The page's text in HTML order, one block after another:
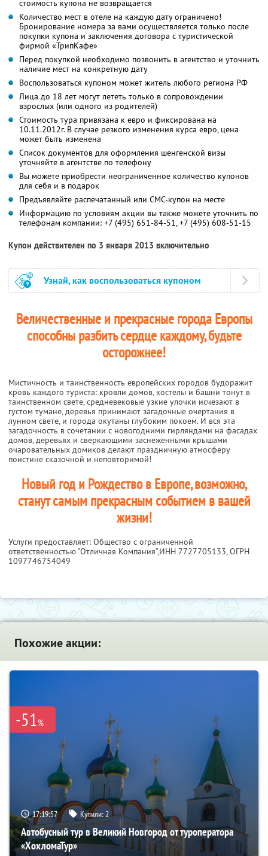
стоимость купона не возвращается
Количество мест в отеле на каждую дату ограничено!
Бронирование номера за вами осуществляется только после
покупки купона и заключения договора с туристической
фирмой «ТрипКафе»
Перед покупкой необходимо позвонить в агентство и уточнить
наличие мест на конкретную дату
Воспользоваться купоном может житель любого региона РФ
Лица до 18 лет могут лететь только в сопровождении
взрослых (или одного из родителей)
Стоимость тура привязана к евро и фиксирована на
10.11.2012г. В случае резкого изменения курса евро, цена
может быть изменена
Список документов для оформления шенгенской визы
уточняйте в агентстве по телефону
Вы можете приобрести неограниченное количество купонов
для себя и в подарок
Предъявляйте распечатанный или СМС-купон на месте
Информацию по условиям акции вы также можете уточнить по
телефонам компании: +7 (495) 651-84-51, +7 (495) 608-51-15
Купон действителен по 3 января 2013 включительно
Узнай, как воспользоваться купоном
Величественные и прекрасные города Европы
способны разбить сердце каждому, будьте
осторожнее!
Мистичность и таинственность европейских городов будоражит
кровь каждого туриста: кровли домов, костелы и башни тонут в
таинственном свете, средневековые узкие улочки исчезают в
густом тумане, деревья принимают загадочные очертания в
лунном свете, и города окутаны глубоким покоем. И вся эта
загадочность в сочетании с новогодними гирляндами на фасадах
домов, деревьях и сверкающими заснеженными крышами
очаровательных домиков делают праздничную атмосферу
поистине сказочной и неповторимой!
Новый год и Рождество в Европе, возможно,
станут самым прекрасным событием в вашей
жизни!
Услуги предоставляет: Общество с ограниченной
ответственностью "Отличная Компания",ИНН 7727705133, ОГРН
1097746754049
Похожие акции:
-51%
17:19:55 Купили:2
Автобусный тур в Великий Новгород от туроператора
«ХохломаТур»